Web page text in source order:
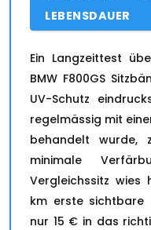
LEBENSDAUER
Ein Langzeittest
BMW F800GS
UV-Schutz
regelmässig mit
behandelt wurde,
minimale
Vergleichssitz wies
km erste sichtbare
nur 15 € in das